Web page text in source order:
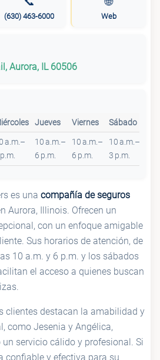
(630) 463-6000 Web
Aurora, IL 60506
Jueves Viernes Sábado
a.m.–
10 a.m.–
6 p.m.
10 a.m.–
6 p.m.
10 a.m.–
3 p.m.
es una compañía de seguros
Aurora, Illinois. Ofrecen un
con un enfoque amigable
Sus horarios de atención, de
10 a.m. y 6 p.m. y los sábados
el acceso a quienes buscan
clientes destacan la amabilidad y
como Jesenia y Angélica,
servicio cálido y profesional. Si
confiable y efectiva para su